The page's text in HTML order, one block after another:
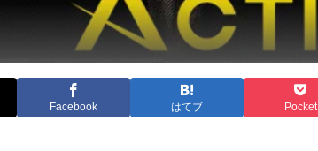
Facebook はてブ Pocket